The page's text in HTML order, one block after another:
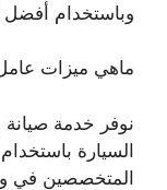
وباستخدام أفضل
ماهي ميزات
نوفر خدمة
السيارة
المتخصصين في